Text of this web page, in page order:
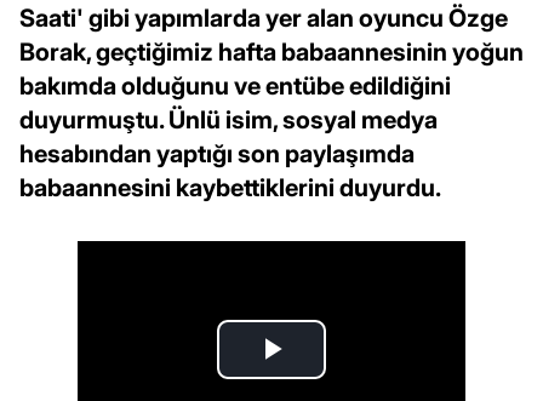
Saati' gibi yapımlarda yer alan oyuncu Özge
Borak, geçtiğimiz hafta babaannesinin yoğun
bakımda olduğunu ve entübe edildiğini
duyurmuştu. Ünlü isim, sosyal medya
hesabından yaptığı son paylaşımda
babaannesini kaybettiklerini duyurdu.